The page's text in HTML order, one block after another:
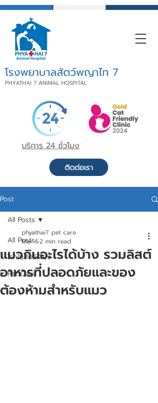
โรงพยาบาลสัตว์พญาไท 7
PHYATHAI 7 ANIMAL HOSPITAL
บริการ 24 ชั่วโมง
ติดต่อเรา
Post
All Posts
โรคในสัตว์เลี้ยง
Pet Care
All Posts
แมวกินอะไรได้บ้าง รวมลิสต์
อาหารที่ปลอดภัยและของ
ต้องห้ามสำหรับแมว
phyathai7 pet care
Mar 62 min read